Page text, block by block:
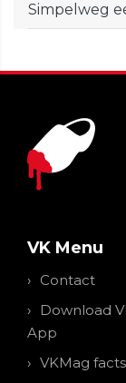
Simpelweg
VK Menu
Contact
Download
App
VKMag facts